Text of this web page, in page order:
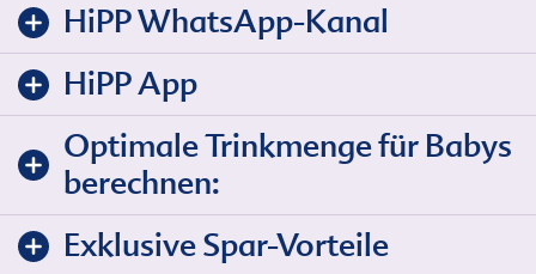
HiPP WhatsApp-Kanal
HiPP App
Optimale Trinkmenge für Babys
berechnen:
Exklusive Spar-Vorteile